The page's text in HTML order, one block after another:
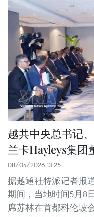
越共中央总书记
兰卡Hayleys集团
08/05/2026 13:25
据越通社特派记者报
期间，当地时间5月8
席苏林在首都科伦坡